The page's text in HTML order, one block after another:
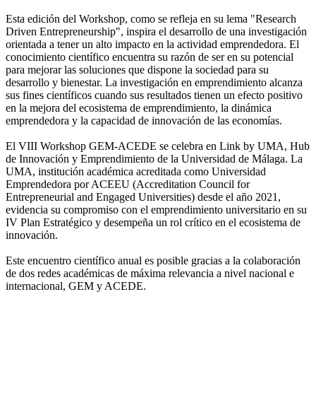
Esta edición del Workshop, como se refleja en su lema "Research
Driven Entrepreneurship", inspira el desarrollo de una investigación
orientada a tener un alto impacto en la actividad emprendedora. El
conocimiento científico encuentra su razón de ser en su potencial
para mejorar las soluciones que dispone la sociedad para su
desarrollo y bienestar. La investigación en emprendimiento alcanza
sus fines científicos cuando sus resultados tienen un efecto positivo
en la mejora del ecosistema de emprendimiento, la dinámica
emprendedora y la capacidad de innovación de las economías.
El VIII Workshop GEM-ACEDE se celebra en Link by UMA, Hub
de Innovación y Emprendimiento de la Universidad de Málaga. La
UMA, institución académica acreditada como Universidad
Emprendedora por ACEEU (Accreditation Council for
Entrepreneurial and Engaged Universities) desde el año 2021,
evidencia su compromiso con el emprendimiento universitario en su
IV Plan Estratégico y desempeña un rol crítico en el ecosistema de
innovación.
Este encuentro científico anual es posible gracias a la colaboración
de dos redes académicas de máxima relevancia a nivel nacional e
internacional, GEM y ACEDE.